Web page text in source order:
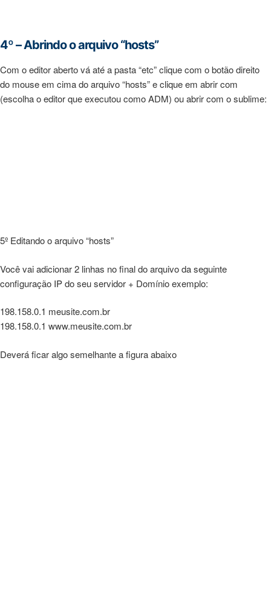
4º – Abrindo o arquivo “hosts”
Com o editor aberto vá até a pasta “etc” clique com o botão direito
do mouse em cima do arquivo “hosts” e clique em abrir com
(escolha o editor que executou como ADM) ou abrir com o sublime:
5º Editando o arquivo “hosts”
Você vai adicionar 2 linhas no final do arquivo da seguinte
configuração IP do seu servidor + Domínio exemplo:
198.158.0.1 meusite.com.br
198.158.0.1 www.meusite.com.br
Deverá ficar algo semelhante a figura abaixo